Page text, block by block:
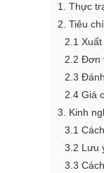
1. Thực
2. Tiêu
2.1
2.2 Đơn
2.3
2.4 Giá
3. Kinh
3.1
3.2 Lưu
3.3